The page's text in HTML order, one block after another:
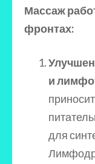
Массаж
фронтах:
и
для